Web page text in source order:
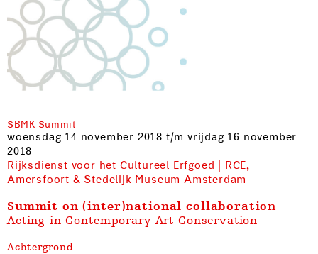
SBMK Summit
woensdag 14 november 2018 t/m vrijdag 16 november
2018
Rijksdienst voor het Cultureel Erfgoed | RCE,
Amersfoort & Stedelijk Museum Amsterdam
Summit on (inter)national collaboration
Acting in Contemporary Art Conservation
Achtergrond